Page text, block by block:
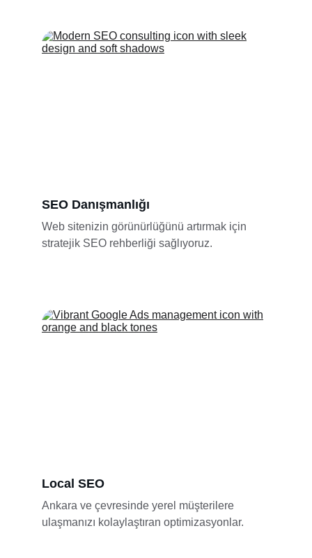
SEO Danışmanlığı
Web sitenizin görünürlüğünü artırmak için
stratejik SEO rehberliği sağlıyoruz.
Local SEO
Ankara ve çevresinde yerel müşterilere
ulaşmanızı kolaylaştıran optimizasyonlar.